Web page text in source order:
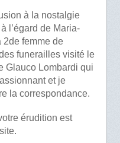
à la nostalgie
l’égard de Maria-
2de femme de
funerailles visité le
Glauco Lombardi qui
et je
la correspondance.
érudition est